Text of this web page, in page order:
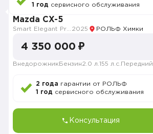
1 год сервисного обслуживания
Mazda CX-5
2025 РОЛЬФ Химки
4 350 000 ₽
Внедорожник Бензин2.0 л. 155 л.с. Передний
2 года гарантии от РОЛЬФ
1 год сервисного обслуживания
Консультация